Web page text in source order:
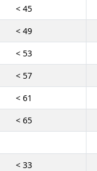
< 45
< 49
< 53
< 57
< 61
< 65
< 33